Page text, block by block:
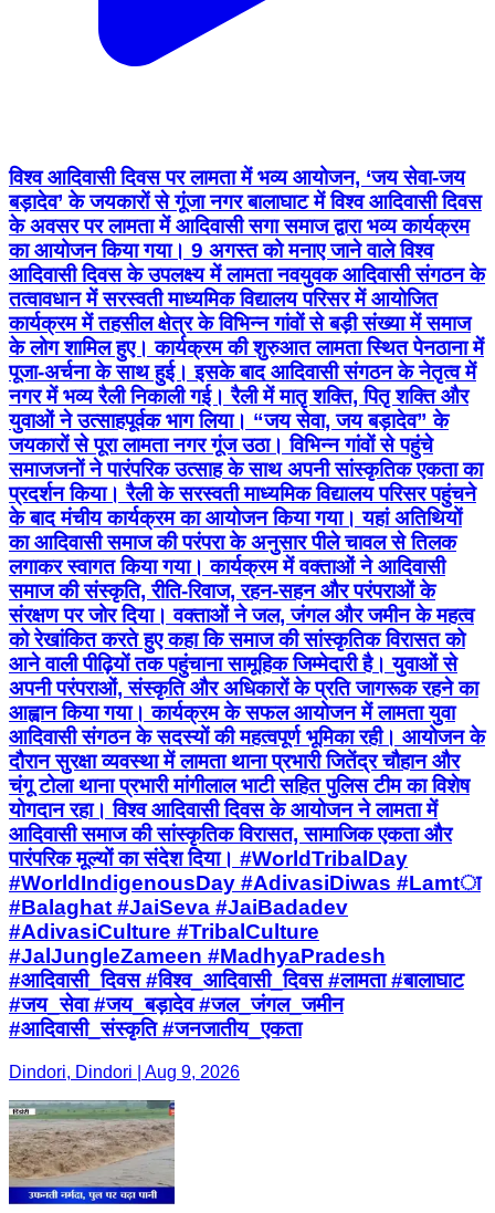
विश्व आदिवासी दिवस पर लामता में भव्य आयोजन, ‘जय सेवा-जय
बड़ादेव’ के जयकारों से गूंजा नगर बालाघाट में विश्व आदिवासी दिवस
के अवसर पर लामता में आदिवासी सगा समाज द्वारा भव्य कार्यक्रम
का आयोजन किया गया। 9 अगस्त को मनाए जाने वाले विश्व
आदिवासी दिवस के उपलक्ष्य में लामता नवयुवक आदिवासी संगठन के
तत्वावधान में सरस्वती माध्यमिक विद्यालय परिसर में आयोजित
कार्यक्रम में तहसील क्षेत्र के विभिन्न गांवों से बड़ी संख्या में समाज
के लोग शामिल हुए। कार्यक्रम की शुरुआत लामता स्थित पेनठाना में
पूजा-अर्चना के साथ हुई। इसके बाद आदिवासी संगठन के नेतृत्व में
नगर में भव्य रैली निकाली गई। रैली में मातृ शक्ति, पितृ शक्ति और
युवाओं ने उत्साहपूर्वक भाग लिया। “जय सेवा, जय बड़ादेव” के
जयकारों से पूरा लामता नगर गूंज उठा। विभिन्न गांवों से पहुंचे
समाजजनों ने पारंपरिक उत्साह के साथ अपनी सांस्कृतिक एकता का
प्रदर्शन किया। रैली के सरस्वती माध्यमिक विद्यालय परिसर पहुंचने
के बाद मंचीय कार्यक्रम का आयोजन किया गया। यहां अतिथियों
का आदिवासी समाज की परंपरा के अनुसार पीले चावल से तिलक
लगाकर स्वागत किया गया। कार्यक्रम में वक्ताओं ने आदिवासी
समाज की संस्कृति, रीति-रिवाज, रहन-सहन और परंपराओं के
संरक्षण पर जोर दिया। वक्ताओं ने जल, जंगल और जमीन के महत्व
को रेखांकित करते हुए कहा कि समाज की सांस्कृतिक विरासत को
आने वाली पीढ़ियों तक पहुंचाना सामूहिक जिम्मेदारी है। युवाओं से
अपनी परंपराओं, संस्कृति और अधिकारों के प्रति जागरूक रहने का
आह्वान किया गया। कार्यक्रम के सफल आयोजन में लामता युवा
आदिवासी संगठन के सदस्यों की महत्वपूर्ण भूमिका रही। आयोजन के
दौरान सुरक्षा व्यवस्था में लामता थाना प्रभारी जितेंद्र चौहान और
चंगू टोला थाना प्रभारी मांगीलाल भाटी सहित पुलिस टीम का विशेष
योगदान रहा। विश्व आदिवासी दिवस के आयोजन ने लामता में
आदिवासी समाज की सांस्कृतिक विरासत, सामाजिक एकता और
पारंपरिक मूल्यों का संदेश दिया। #WorldTribalDay
#WorldIndigenousDay #AdivasiDiwas #Lamtा
#Balaghat #JaiSeva #JaiBadadev
#AdivasiCulture #TribalCulture
#JalJungleZameen #MadhyaPradesh
#आदिवासी_दिवस #विश्व_आदिवासी_दिवस #लामता #बालाघाट
#जय_सेवा #जय_बड़ादेव #जल_जंगल_जमीन
#आदिवासी_संस्कृति #जनजातीय_एकता
Dindori, Dindori | Aug 9, 2026